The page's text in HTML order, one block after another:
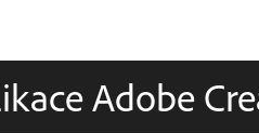
Adobe